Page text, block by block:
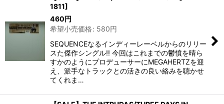
1811]
460円
希望小売価格: 580円
SEQUENCEなるインディーレーベルからのリリー
スた傑作シングル!! 今回はこれまでの鬱憤を晴ら
すかのようにプロデューサーにMEGAHERTZを迎
え、派手なトラックとの活きの良い絡みを聴かせ
てくれま…